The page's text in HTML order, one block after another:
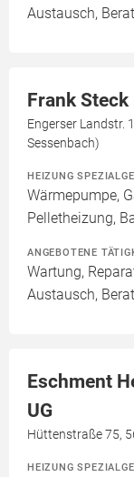
Austausch,
Frank
Engerser Landstr.
Sessenbach)
HEIZUNG
Wärmepumpe,
Pelletheizung,
ANGEBOTENE
Wartung,
Austausch,
Eschment
UG
Hüttenstraße 75,
HEIZUNG